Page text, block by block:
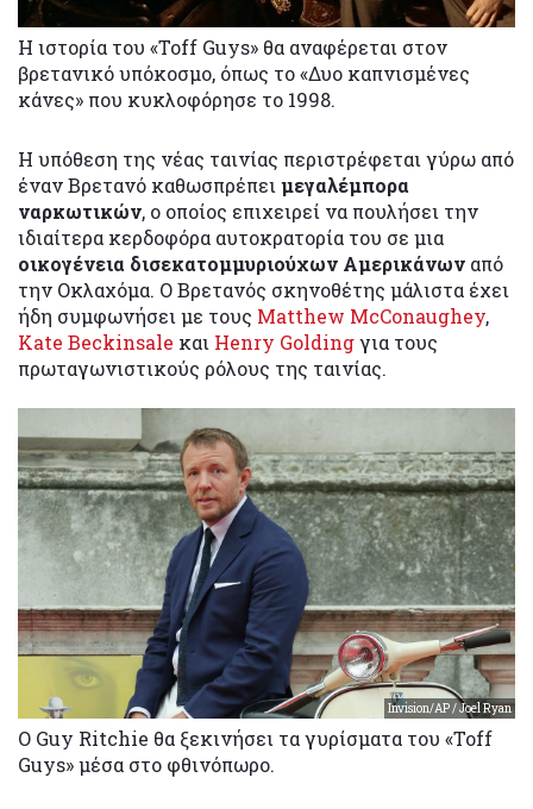
Η ιστορία του «Toff Guys» θα αναφέρεται στον
βρετανικό υπόκοσμο, όπως το «Δυο καπνισμένες
κάνες» που κυκλοφόρησε το 1998.
Η υπόθεση της νέας ταινίας περιστρέφεται γύρω από
έναν Βρετανό καθωσπρέπει μεγαλέμπορα
ναρκωτικών, ο οποίος επιχειρεί να πουλήσει την
ιδιαίτερα κερδοφόρα αυτοκρατορία του σε μια
οικογένεια δισεκατομμυριούχων Αμερικάνων από
την Οκλαχόμα. Ο Βρετανός σκηνοθέτης μάλιστα έχει
ήδη συμφωνήσει με τους Matthew McConaughey,
Kate Beckinsale και Henry Goldingγια τους
πρωταγωνιστικούς ρόλους της ταινίας.
Invision/AP / Joel Ryan
Ο Guy Ritchie θα ξεκινήσει τα γυρίσματα του «Toff
Guys» μέσα στο φθινόπωρο.